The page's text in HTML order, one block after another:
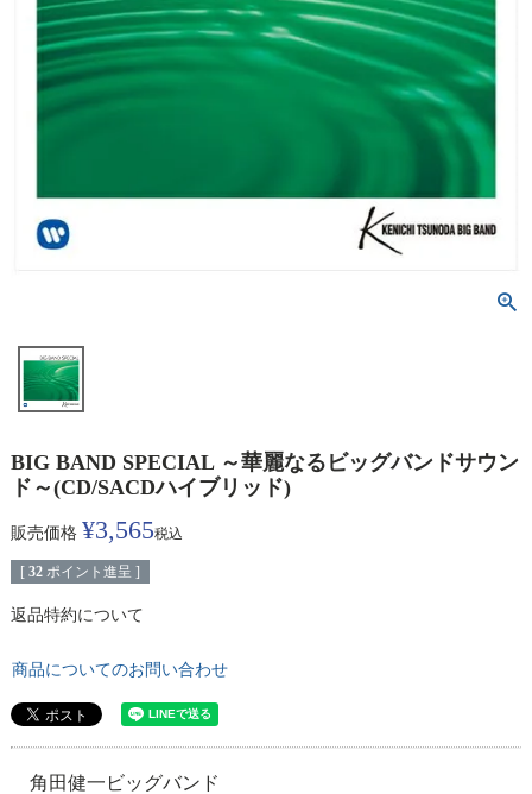
BIG BAND SPECIAL ～華麗なるビッグバンドサウン
ド～(CD/SACDハイブリッド)
販売価格 ¥3,565税込
[ 32 ポイント進呈 ]
返品特約について
商品についてのお問い合わせ
角田健一ビッグバンド